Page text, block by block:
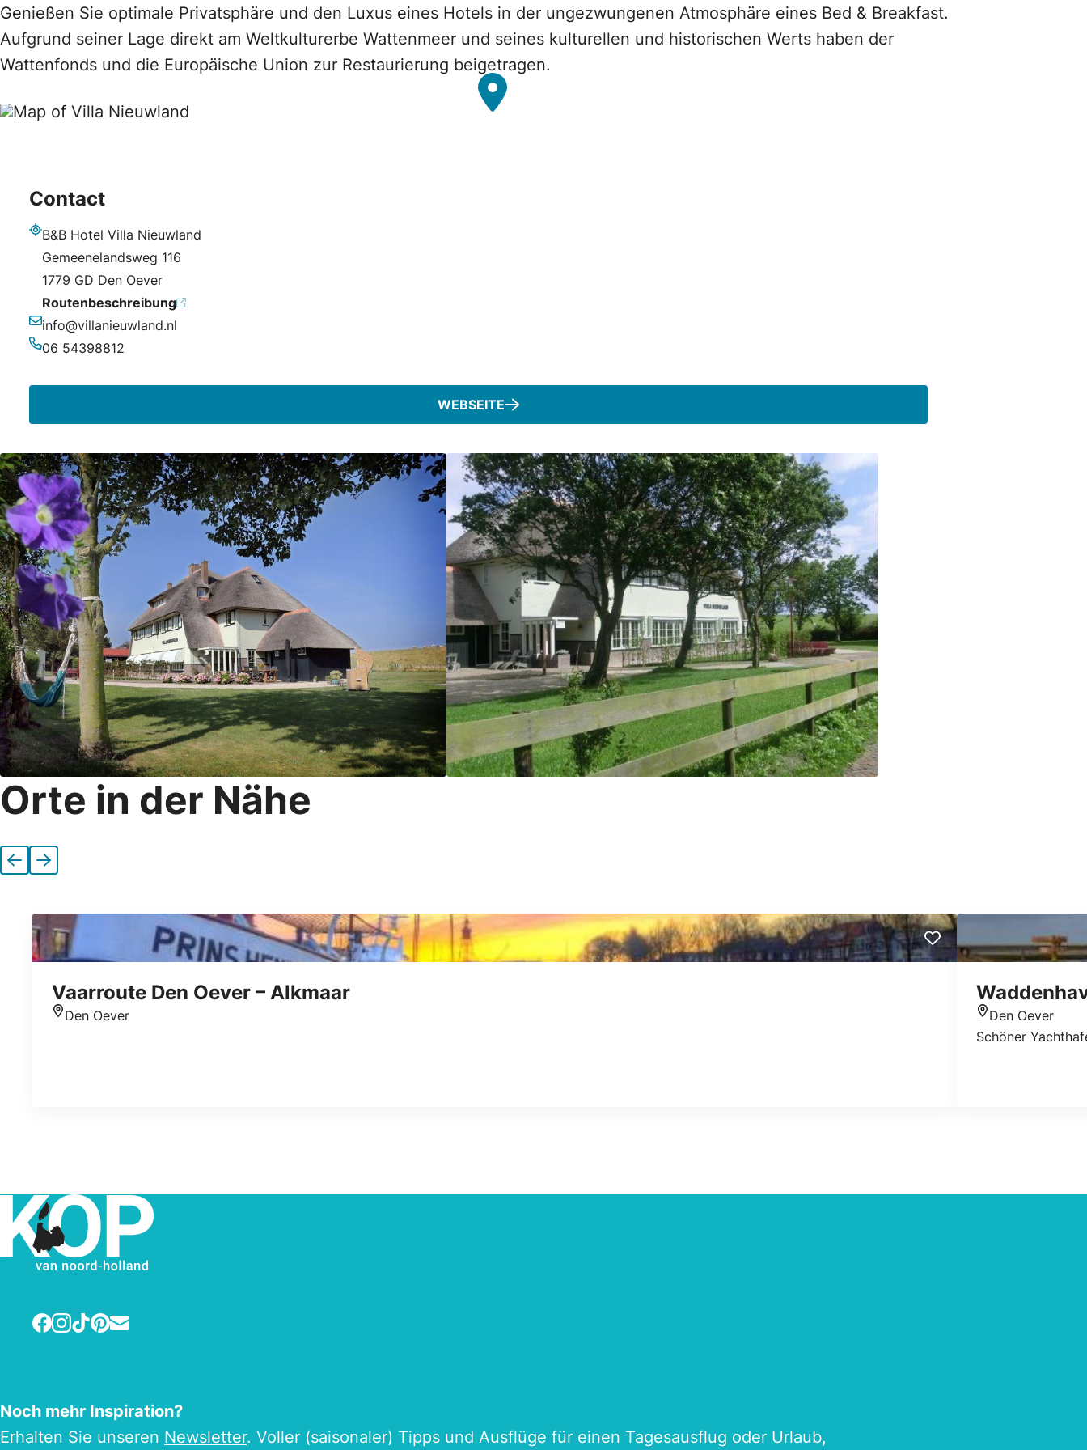
Genießen Sie optimale Privatsphäre und den Luxus eines Hotels in der ungezwungenen Atmosphäre eines Bed & Breakfast.
Aufgrund seiner Lage direkt am Weltkulturerbe Wattenmeer und seines kulturellen und historischen Werts haben der
Wattenfonds und die Europäische Union zur Restaurierung beigetragen.
Contact
B&B Hotel Villa Nieuwland
Gemeenelandsweg 116
1779 GD Den Oever
Routenbeschreibung
E-Mail-Adresse
info@villanieuwland.nl
06 54398812
WEBSEITE
Orte in der Nähe
Vorherige
Nächste
Vaarroute Den Oever – Alkmaar
Den Oever
Standort
Den Oever
Schöner
Facebook
Instagram
TikTok
Pinterest
E-mail
Noch mehr Inspiration?
Erhalten Sie unseren Newsletter. Voller (saisonaler) Tipps und Ausflüge für einen Tagesausflug oder Urlaub,